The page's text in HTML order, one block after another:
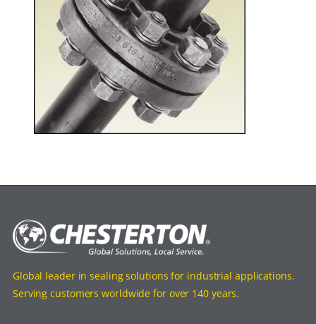
Global leader in sealing solutions for industrial applications.
Serving customers worldwide for over 140 years.